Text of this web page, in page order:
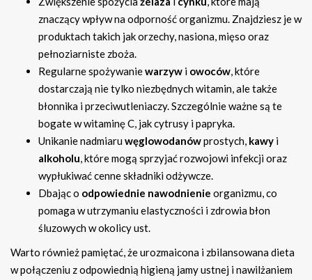
znaczący wpływ na odporność organizmu. Znajdziesz je w
produktach takich jak orzechy, nasiona, mięso oraz
pełnoziarniste zboża.
Regularne spożywaniewarzyw i owoców, które
dostarczają nie tylko niezbędnych witamin, ale także
błonnika i przeciwutleniaczy. Szczególnie ważne są te
bogate w witaminę C, jak cytrusy i papryka.
Unikanie nadmiaruwęglowodanówprostych, kawy i
alkoholu, które mogą sprzyjać rozwojowi infekcji oraz
wypłukiwać cenne składniki odżywcze.
Dbając o odpowiednie nawodnienie organizmu, co
pomaga w utrzymaniu elastyczności i zdrowia błon
śluzowych w okolicy ust.
Warto również pamiętać, że urozmaicona i zbilansowana dieta
w połączeniu z odpowiednią higieną jamy ustnej i nawilżaniem